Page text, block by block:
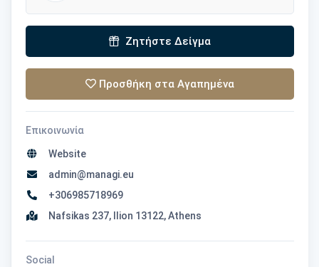
Ζητήστε Δείγμα
Προσθήκη στα Αγαπημένα
Επικοινωνία
Website
admin@managi.eu
+306985718969
Nafsikas 237, Ilion 13122, Athens
Social